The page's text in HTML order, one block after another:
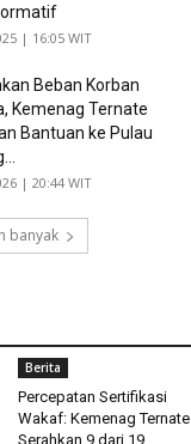
| 16:05 WIT
Beban Korban
Kemenag Ternate
Bantuan ke Pulau
| 20:44 WIT
banyak
Berita
Percepatan Sertifikasi
Wakaf: Kemenag Ternate
Serahkan 9 dari 19